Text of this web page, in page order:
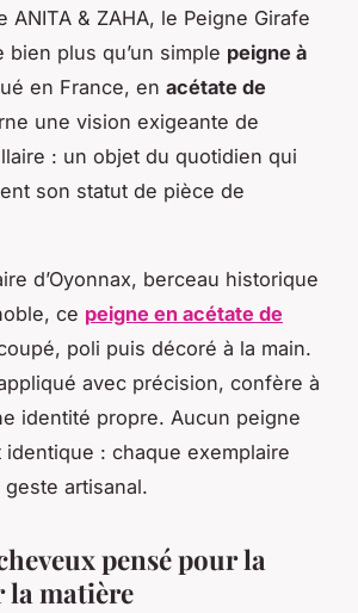
ANITA & ZAHA, le Peigne Girafe
bien plus qu’un simple peigne à
en France, en acétate de
une vision exigeante de
: un objet du quotidien qui
son statut de pièce de
d’Oyonnax, berceau historique
ce peigne en acétate de
poli puis décoré à la main.
avec précision, confère à
identité propre. Aucun peigne
identique : chaque exemplaire
artisanal.
pensé pour la
la matière